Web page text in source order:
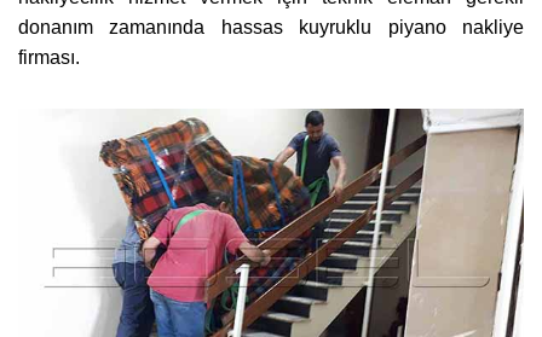
donanım zamanında hassas kuyruklu piyano nakliye
firması.